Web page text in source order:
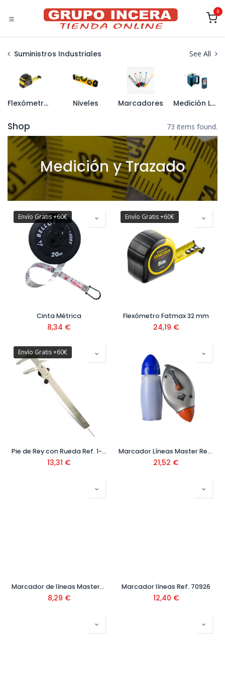
0
Suministros Industriales See All
Flexómetros y Cintas Métricas Niveles Marcadores Medición Laser
Shop 73 items found.
Medición y Trazado
Envío Gratis +60€
Cinta Métrica
8,34 €
Envío Gratis +60€
Flexómetro Fatmax 32 mm
24,19 €
Envío Gratis +60€
Pie de Rey con Rueda Ref. 1-35-603
13,31 €
Marcador Líneas Master Ref. 70928
21,52 €
Marcador de líneas Master-N Ref. 75925
8,29 €
Marcador líneas Ref. 70926
12,40 €